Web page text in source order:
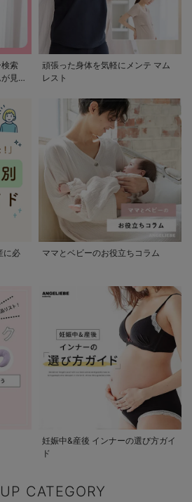
索
見つ
頑張った身体を気軽にメンテ マム
レスト
に必
ママとベビーのお役立ちコラム
妊娠中&産後 インナーの選び方ガイ
ド
CATEGORY